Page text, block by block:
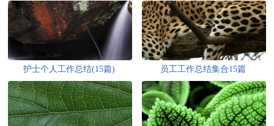
护士个人工作总结(15篇) 员工工作总结集合15篇